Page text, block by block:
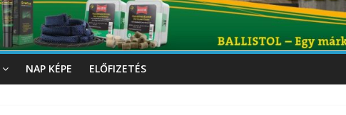
NAP KÉPE ELŐFIZETÉS